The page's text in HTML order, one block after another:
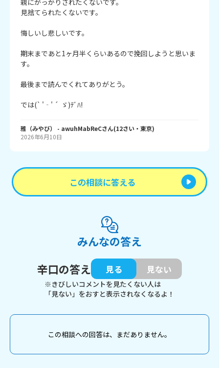
親にがっかりされたくないです。
見捨てられたくないです。
悔しいし悲しいです。
期末まであと1ヶ月半くらいあるので挽回しようと思いま
す。
最後まで読んでくれてありがとう。
では(` '‐' ´  ゞ)ﾃﾞﾊ!
雅（みやび） - awuhMabReCさん(12さい・ 東京)
2026年6月10日
この相談に答える
みんなの答え
辛口の答え
見る 見ない
※きびしいコメントを見たくない人は
「見ない」をおすと表示されなくなるよ！
この相談への回答は、まだありません。